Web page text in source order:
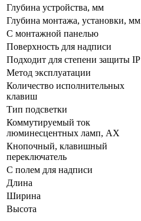
Глубина устройства, мм
Глубина монтажа, установки, мм
С монтажной панелью
Поверхность для надписи
Подходит для степени защиты IP
Метод эксплуатации
Количество исполнительных
клавиш
Тип подсветки
Коммутируемый ток
люминесцентных ламп, AX
Кнопочный, клавишный
переключатель
С полем для надписи
Длина
Ширина
Высота